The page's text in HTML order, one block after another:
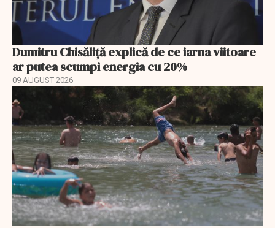
Dumitru Chisăliță explică de ce iarna viitoare
ar putea scumpi energia cu 20%
09 AUGUST 2026